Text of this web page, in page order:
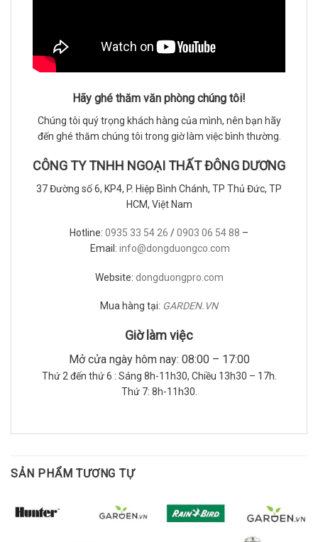
Hãy ghé thăm văn phòng chúng tôi!
Chúng tôi quý trọng khách hàng của mình, nên bạn hãy
đến ghé thăm chúng tôi trong giờ làm việc bình thường.
CÔNG TY TNHH NGOẠI THẤT ĐÔNG DƯƠNG
37 Đường số 6, KP4, P. Hiệp Bình Chánh, TP Thủ Đức, TP
HCM, Việt Nam
Hotline: 0935 33 54 26 /0903 06 54 88 –
Email: info@dongduongco.com
Website: dongduongpro.com
Mua hàng tại: GARDEN.VN
Giờ làm việc
Mở cửa ngày hôm nay: 08:00 – 17:00
Thứ 2 đến thứ 6 : Sáng 8h-11h30, Chiều 13h30 – 17h.
Thứ 7: 8h-11h30.
SẢN PHẨM TƯƠNG TỰ